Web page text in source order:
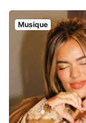
Musique